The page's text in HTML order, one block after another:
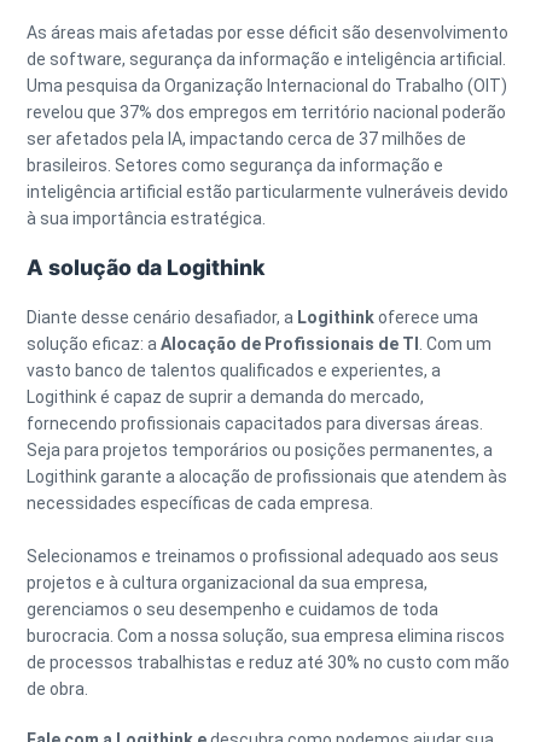
As áreas mais afetadas por esse déficit são desenvolvimento
de software, segurança da informação e inteligência artificial.
Uma pesquisa da Organização Internacional do Trabalho (OIT)
revelou que 37% dos empregos em território nacional poderão
ser afetados pela IA, impactando cerca de 37 milhões de
brasileiros. Setores como segurança da informação e
inteligência artificial estão particularmente vulneráveis devido
à sua importância estratégica.
A solução da Logithink
Diante desse cenário desafiador, a Logithinkoferece uma
solução eficaz: aAlocação de Profissionais de TI
. Com um
vasto banco de talentos qualificados e experientes, a
Logithink é capaz de suprir a demanda do mercado,
fornecendo profissionais capacitados para diversas áreas.
Seja para projetos temporários ou posições permanentes, a
Logithink garante a alocação de profissionais que atendem às
necessidades específicas de cada empresa.
Selecionamos e treinamos o profissional adequado aos seus
projetos e à cultura organizacional da sua empresa,
gerenciamos o seu desempenho e cuidamos de toda
burocracia. Com a nossa solução, sua empresa elimina riscos
de processos trabalhistas e reduz até 30% no custo com mão
de obra.